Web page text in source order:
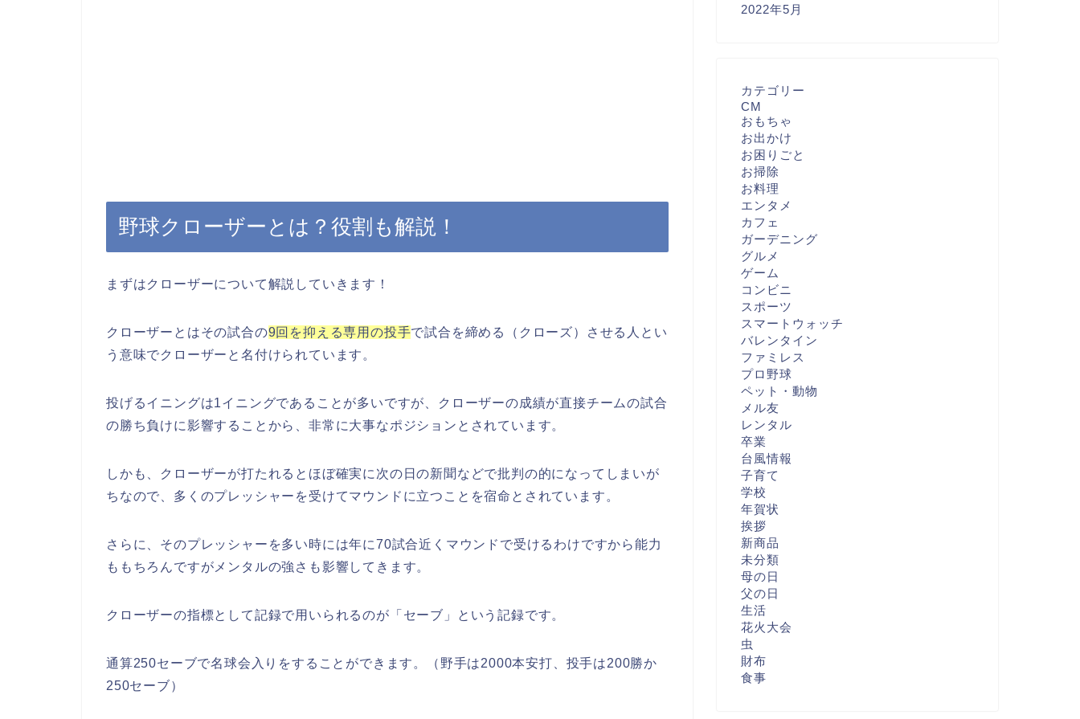
野球クローザーとは？役割も解説！
まずはクローザーについて解説していきます！
クローザーとはその試合の9回を抑える専用の投手で試合を締める（クローズ）させる人とい
う意味でクローザーと名付けられています。
投げるイニングは1イニングであることが多いですが、クローザーの成績が直接チームの試合
の勝ち負けに影響することから、非常に大事なポジションとされています。
しかも、クローザーが打たれるとほぼ確実に次の日の新聞などで批判の的になってしまいが
ちなので、多くのプレッシャーを受けてマウンドに立つことを宿命とされています。
さらに、そのプレッシャーを多い時には年に70試合近くマウンドで受けるわけですから能力
ももちろんですがメンタルの強さも影響してきます。
クローザーの指標として記録で用いられるのが「セーブ」という記録です。
通算250セーブで名球会入りをすることができます。（野手は2000本安打、投手は200勝か
250セーブ）
2022年5月
カテゴリー
CM
おもちゃ
お出かけ
お困りごと
お掃除
お料理
エンタメ
カフェ
ガーデニング
グルメ
ゲーム
コンビニ
スポーツ
スマートウォッチ
バレンタイン
ファミレス
プロ野球
ペット・動物
メル友
レンタル
卒業
台風情報
子育て
学校
年賀状
挨拶
新商品
未分類
母の日
父の日
生活
花火大会
虫
財布
食事